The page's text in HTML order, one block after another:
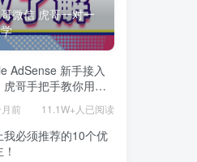
微信 虎哥一对一
AdSense 新手接入
虎哥手把手教你用网
元收入
前 11.1W+人已阅读
我必须推荐的10个优